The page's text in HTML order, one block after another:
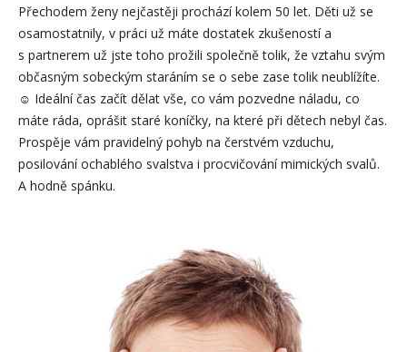
Přechodem ženy nejčastěji prochází kolem 50 let. Děti už se
osamostatnily, v práci už máte dostatek zkušeností a
s partnerem už jste toho prožili společně tolik, že vztahu svým
občasným sobeckým staráním se o sebe zase tolik neublížíte.
☺ Ideální čas začít dělat vše, co vám pozvedne náladu, co
máte ráda, oprášit staré koníčky, na které při dětech nebyl čas.
Prospěje vám pravidelný pohyb na čerstvém vzduchu,
posilování ochablého svalstva i procvičování mimických svalů.
A hodně spánku.